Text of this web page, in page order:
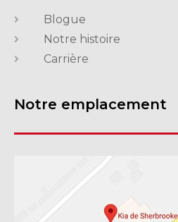
Blogue
Notre histoire
Carrière
Notre emplacement